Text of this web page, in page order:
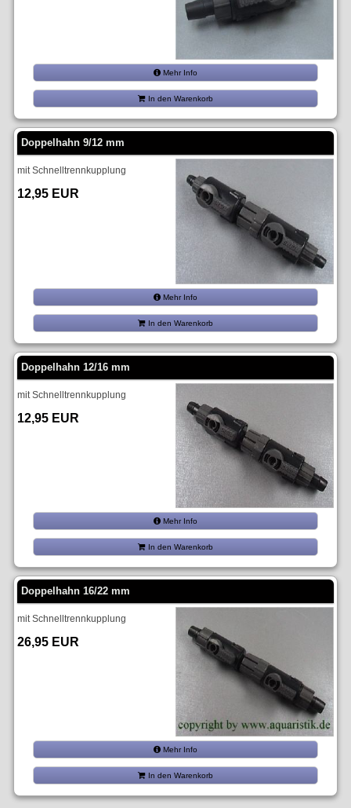
Mehr Info
In den Warenkorb
Doppelhahn 9/12 mm
mit Schnelltrennkupplung
12,95 EUR
Mehr Info
In den Warenkorb
Doppelhahn 12/16 mm
mit Schnelltrennkupplung
12,95 EUR
Mehr Info
In den Warenkorb
Doppelhahn 16/22 mm
mit Schnelltrennkupplung
26,95 EUR
Mehr Info
In den Warenkorb